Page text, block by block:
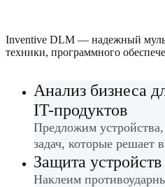
Inventive DLM — надежный
техники, программного
Анализ бизнеса
IT-продуктов
Предложим
задач, которые решает
Защита
Наклеим